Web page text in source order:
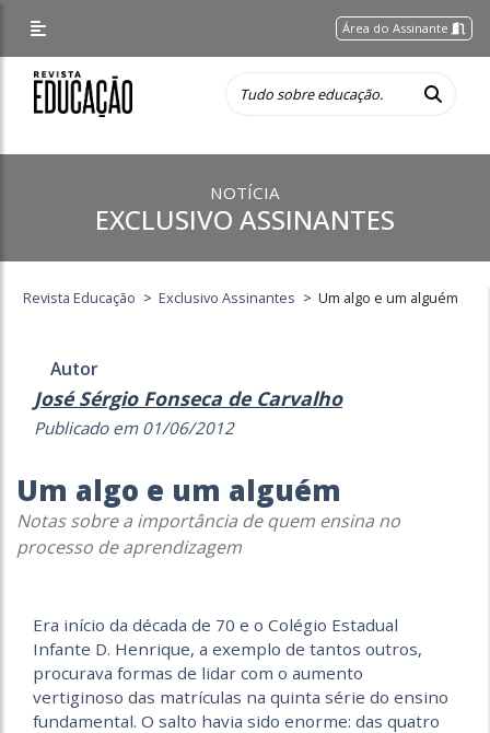
Área do Assinante
NOTÍCIA
EXCLUSIVO ASSINANTES
Revista Educação > Exclusivo Assinantes > Um algo e um alguém
Autor
José Sérgio Fonseca de Carvalho
Publicado em 01/06/2012
Um algo e um alguém
Notas sobre a importância de quem ensina no
processo de aprendizagem
Era início da década de 70 e o Colégio Estadual
Infante D. Henrique, a exemplo de tantos outros,
procurava formas de lidar com o aumento
vertiginoso das matrículas na quinta série do ensino
fundamental. O salto havia sido enorme: das quatro